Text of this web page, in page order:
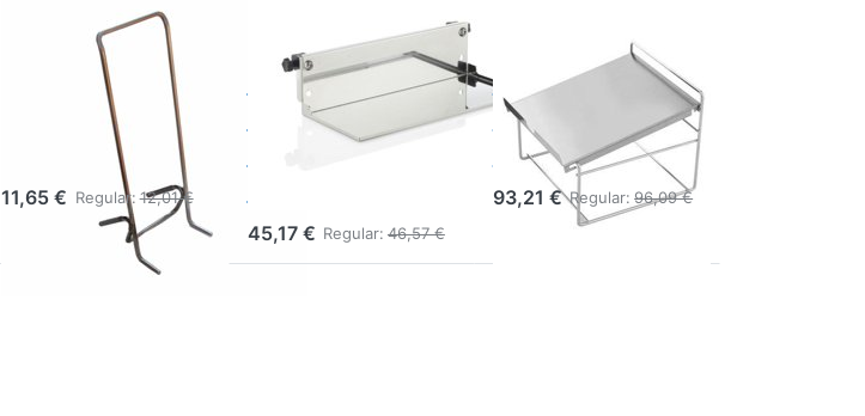
LOGAR – QUALITÄT UND
ZUVERLÄSSIGKEIT FÜR
Eimerhalter,
Edelstahl
11,65 € Regular: 12,01 €
ZUVERLÄSSIGKEIT FÜR
IMKER
Logar
Höhenverstellbares
Regal für Art.
45,17 € Regular: 46,57 €
Logar
Abfüllknecht
in 3 Stufen
93,21 € Regular: 96,09 €